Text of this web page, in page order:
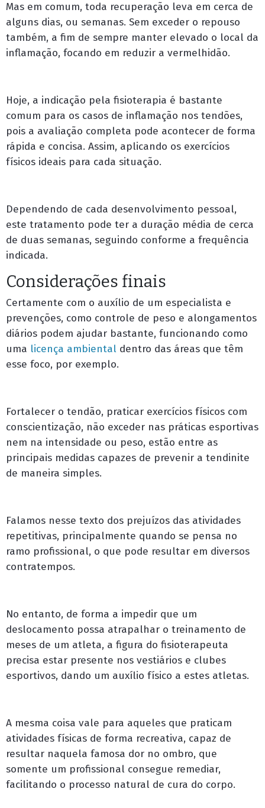
Mas em comum, toda recuperação leva em cerca de
alguns dias, ou semanas. Sem exceder o repouso
também, a fim de sempre manter elevado o local da
inflamação, focando em reduzir a vermelhidão.
Hoje, a indicação pela fisioterapia é bastante
comum para os casos de inflamação nos tendões,
pois a avaliação completa pode acontecer de forma
rápida e concisa. Assim, aplicando os exercícios
físicos ideais para cada situação.
Dependendo de cada desenvolvimento pessoal,
este tratamento pode ter a duração média de cerca
de duas semanas, seguindo conforme a frequência
indicada.
Considerações finais
Certamente com o auxílio de um especialista e
prevenções, como controle de peso e alongamentos
diários podem ajudar bastante, funcionando como
uma licença ambiental dentro das áreas que têm
esse foco, por exemplo.
Fortalecer o tendão, praticar exercícios físicos com
conscientização, não exceder nas práticas esportivas
nem na intensidade ou peso, estão entre as
principais medidas capazes de prevenir a tendinite
de maneira simples.
Falamos nesse texto dos prejuízos das atividades
repetitivas, principalmente quando se pensa no
ramo profissional, o que pode resultar em diversos
contratempos.
No entanto, de forma a impedir que um
deslocamento possa atrapalhar o treinamento de
meses de um atleta, a figura do fisioterapeuta
precisa estar presente nos vestiários e clubes
esportivos, dando um auxílio físico a estes atletas.
A mesma coisa vale para aqueles que praticam
atividades físicas de forma recreativa, capaz de
resultar naquela famosa dor no ombro, que
somente um profissional consegue remediar,
facilitando o processo natural de cura do corpo.